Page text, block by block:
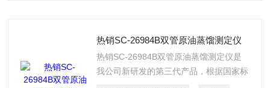
热销SC-26984B双管原油蒸馏测定仪
热销SC-26984B双管原油蒸馏测定仪是
我公司新研发的第三代产品，根据国家标